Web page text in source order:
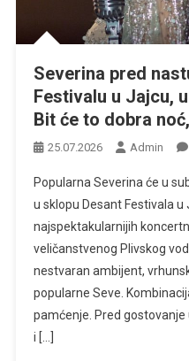
Severina pred
Festivalu u Jajcu,
Bit će to dobra
25.07.2026 Admin
Popularna Severina će u
u sklopu Desant Festivala u
najspektakularnijih
veličanstvenog Plivskog
nestvaran ambijent,
popularne Seve.
pamćenje. Pred
i […]